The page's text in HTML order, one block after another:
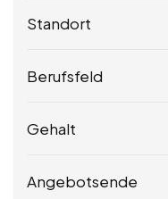
Standort
Berufsfeld
Gehalt
Angebotsende